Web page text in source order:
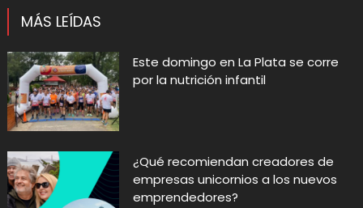
MÁS LEÍDAS
Este domingo en La Plata se corre
por la nutrición infantil
¿Qué recomiendan creadores de
empresas unicornios a los nuevos
emprendedores?